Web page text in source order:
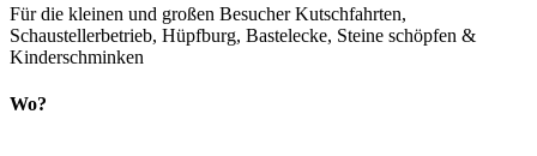
Für die kleinen und großen Besucher Kutschfahrten,
Schaustellerbetrieb, Hüpfburg, Bastelecke, Steine schöpfen &
Kinderschminken
Wo?